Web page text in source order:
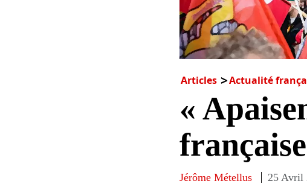
Articles Actualité
«
Jérôme Métellus 25 Avril